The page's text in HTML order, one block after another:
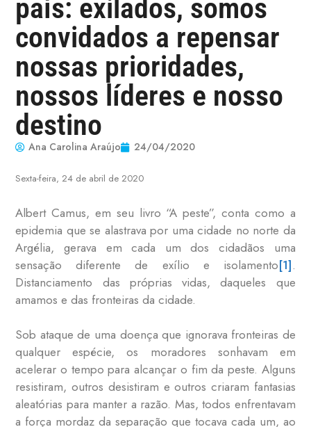
país: exilados, somos
convidados a repensar
nossas prioridades,
nossos líderes e nosso
destino
Ana Carolina Araújo 24/04/2020
Sexta-feira, 24 de abril de 2020
Albert Camus, em seu livro “A peste”, conta como a
epidemia que se alastrava por uma cidade no norte da
Argélia, gerava em cada um dos cidadãos uma
sensação diferente de exílio e isolamento[1].
Distanciamento das próprias vidas, daqueles que
amamos e das fronteiras da cidade.
Sob ataque de uma doença que ignorava fronteiras de
qualquer espécie, os moradores sonhavam em
acelerar o tempo para alcançar o fim da peste. Alguns
resistiram, outros desistiram e outros criaram fantasias
aleatórias para manter a razão. Mas, todos enfrentavam
a força mordaz da separação que tocava cada um, ao